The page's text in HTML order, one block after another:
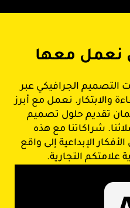
نعمل معها
التصميم الجرافيكي عبر
والابتكار. نعمل مع أبرز
تقديم حلول تصميم
شراكاتنا مع هذه
الإبداعية إلى واقع
التجارية.